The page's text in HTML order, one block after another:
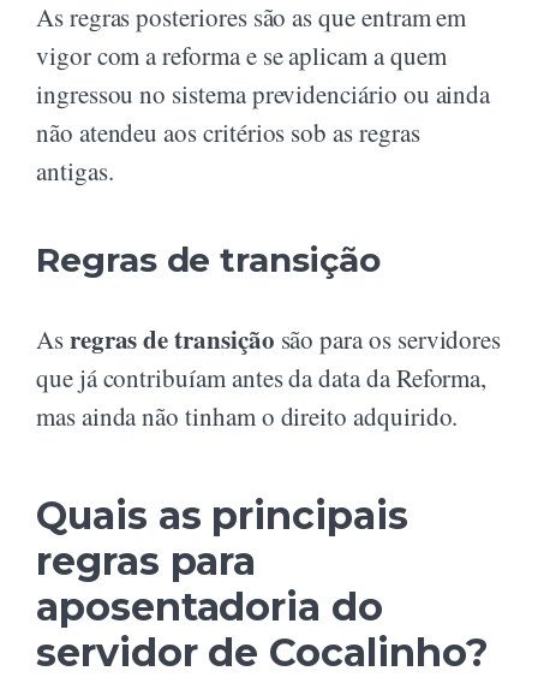
As regras posteriores são as que entram em
vigor com a reforma e se aplicam a quem
ingressou no sistema previdenciário ou ainda
não atendeu aos critérios sob as regras
antigas.
Regras de transição
Asregras de transição são para os servidores
que já contribuíam antes da data da Reforma,
mas ainda não tinham o direito adquirido.
Quais as principais
regras para
aposentadoria do
servidor de Cocalinho?